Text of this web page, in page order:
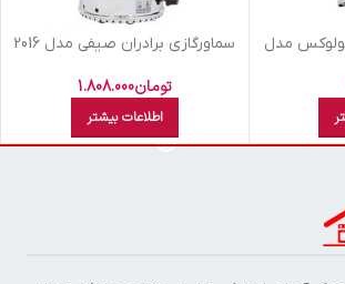
مدل
سماورگازي برادران صيفي مدل 2016
تومان1.808.000
اطلاعات بیشتر